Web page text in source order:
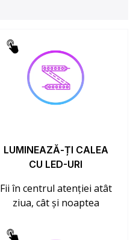
LUMINEAZĂ-ȚI CALEA
CU LED-URI
Fii în centrul atenției atât
ziua, cât și noaptea